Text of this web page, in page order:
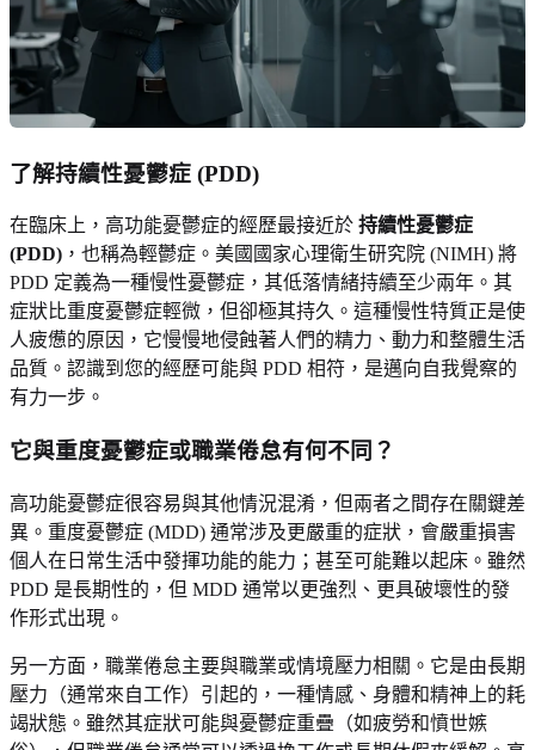
了解持續性憂鬱症 (PDD)
在臨床上，高功能憂鬱症的經歷最接近於 持續性憂鬱症
(PDD) ，也稱為輕鬱症。美國國家心理衛生研究院 (NIMH) 將
PDD 定義為一種慢性憂鬱症，其低落情緒持續至少兩年。其
症狀比重度憂鬱症輕微，但卻極其持久。這種慢性特質正是使
人疲憊的原因，它慢慢地侵蝕著人們的精力、動力和整體生活
品質。認識到您的經歷可能與 PDD 相符，是邁向自我覺察的
有力一步。
它與重度憂鬱症或職業倦怠有何不同？
高功能憂鬱症很容易與其他情況混淆，但兩者之間存在關鍵差
異。重度憂鬱症 (MDD) 通常涉及更嚴重的症狀，會嚴重損害
個人在日常生活中發揮功能的能力；甚至可能難以起床。雖然
PDD 是長期性的，但 MDD 通常以更強烈、更具破壞性的發
作形式出現。
另一方面，職業倦怠主要與職業或情境壓力相關。它是由長期
壓力（通常來自工作）引起的，一種情感、身體和精神上的耗
竭狀態。雖然其症狀可能與憂鬱症重疊（如疲勞和憤世嫉